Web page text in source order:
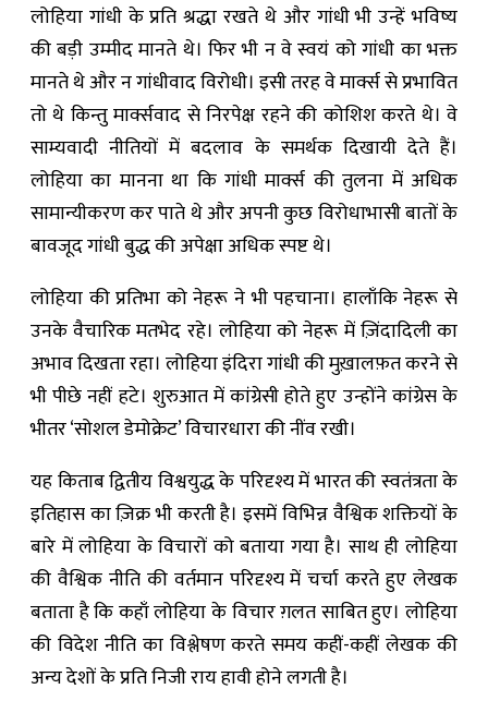
लोहिया गांधी के प्रति श्रद्धा रखते थे और गांधी भी उन्हें भविष्य
की बड़ी उम्मीद मानते थे। फिर भी न वे स्वयं को गांधी का भक्त
मानते थे और न गांधीवाद विरोधी। इसी तरह वे मार्क्स से प्रभावित
तो थे किन्तु मार्क्सवाद से निरपेक्ष रहने की कोशिश करते थे। वे
साम्यवादी नीतियों में बदलाव के समर्थक दिखायी देते हैं।
लोहिया का मानना था कि गांधी मार्क्स की तुलना में अधिक
सामान्यीकरण कर पाते थे और अपनी कुछ विरोधाभासी बातों के
बावजूद गांधी बुद्ध की अपेक्षा अधिक स्पष्ट थे।
लोहिया की प्रतिभा को नेहरू ने भी पहचाना। हालाँकि नेहरू से
उनके वैचारिक मतभेद रहे। लोहिया को नेहरू में ज़िंदादिली का
अभाव दिखता रहा। लोहिया इंदिरा गांधी की मुख़ालफ़त करने से
भी पीछे नहीं हटे। शुरुआत में कांग्रेसी होते हुए उन्होंने कांग्रेस के
भीतर ‘सोशल डेमोक्रेट’ विचारधारा की नींव रखी।
यह किताब द्वितीय विश्वयुद्ध के परिदृश्य में भारत की स्वतंत्रता के
इतिहास का ज़िक्र भी करती है। इसमें विभिन्न वैश्विक शक्तियों के
बारे में लोहिया के विचारों को बताया गया है। साथ ही लोहिया
की वैश्विक नीति की वर्तमान परिदृश्य में चर्चा करते हुए लेखक
बताता है कि कहाँ लोहिया के विचार ग़लत साबित हुए। लोहिया
की विदेश नीति का विश्लेषण करते समय कहीं-कहीं लेखक की
अन्य देशों के प्रति निजी राय हावी होने लगती है।